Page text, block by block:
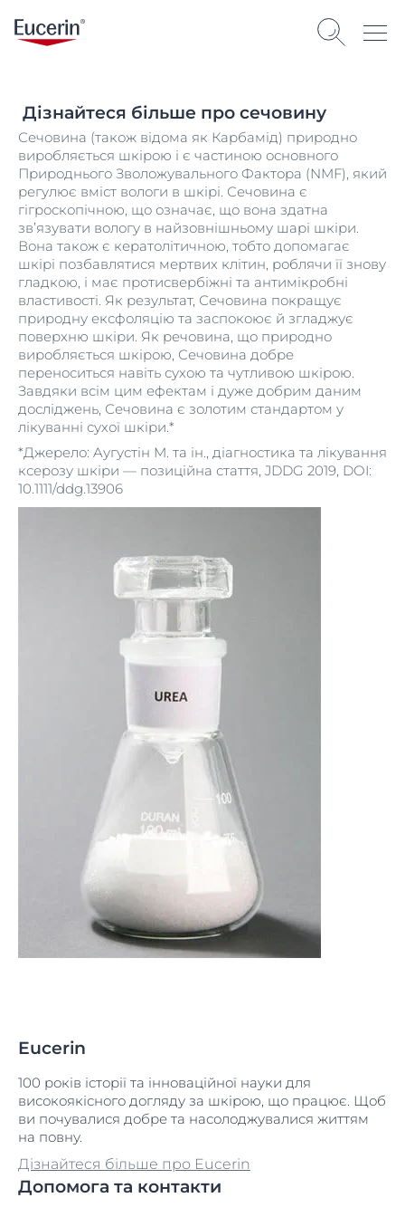
Дізнайтеся більше про сечовину
Сечовина (також відома як Карбамід) природно
виробляється шкірою і є частиною основного
Природнього Зволожувального Фактора (NMF), який
регулює вміст вологи в шкірі. Сечовина є
гігроскопічною, що означає, що вона здатна
зв’язувати вологу в найзовнішньому шарі шкіри.
Вона також є кератолітичною, тобто допомагає
шкірі позбавлятися мертвих клітин, роблячи її знову
гладкою, і має протисвербіжні та антимікробні
властивості. Як результат, Сечовина покращує
природну ексфоляцію та заспокоює й згладжує
поверхню шкіри. Як речовина, що природно
виробляється шкірою, Сечовина добре
переноситься навіть сухою та чутливою шкірою.
Завдяки всім цим ефектам і дуже добрим даним
досліджень, Сечовина є золотим стандартом у
лікуванні сухої шкіри.*
*Джерело: Aугустін M. та ін., діагностика та лікування
ксерозу шкіри — позиційна стаття, JDDG 2019, DOI:
10.1111/ddg.13906
Eucerin
100 років історії та інноваційної науки для
високоякісного догляду за шкірою, що працює. Щоб
ви почувалися добре та насолоджувалися життям
на повну.
Дізнайтеся більше про Eucerin
Допомога та контакти